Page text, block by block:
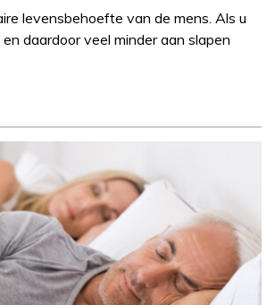
levensbehoefte van de mens. Als u
daardoor veel minder aan slapen